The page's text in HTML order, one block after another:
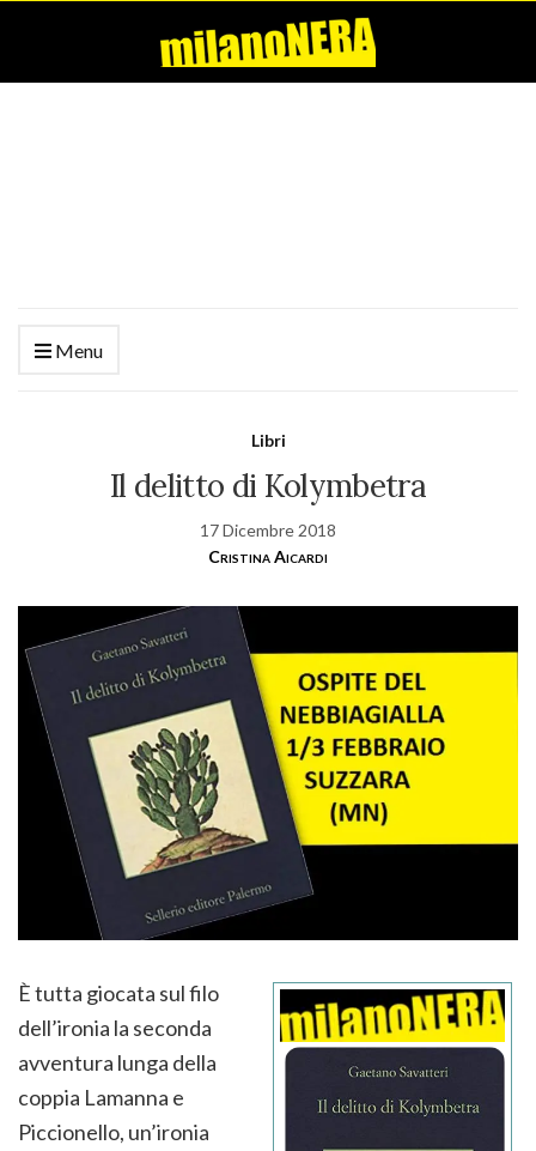
Menu
Libri
Il delitto di Kolymbetra
17 Dicembre 2018
Cristina Aicardi
È tutta giocata sul filo
dell’ironia la seconda
avventura lunga della
coppia Lamanna e
Piccionello, un’ironia